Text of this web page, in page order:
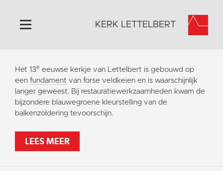
Home
Algemeen
Historie
Omgeving
Activiteiten
Steun ons
KERK LETTELBERT
Het 13e eeuwse kerkje van Lettelbert is gebouwd op
een fundament van forse veldkeien en is waarschijnlijk
langer geweest. Bij restauratiewerkzaamheden kwam de
bijzondere blauwegroene kleurstelling van de
balkenzoldering tevoorschijn.
LEES MEER